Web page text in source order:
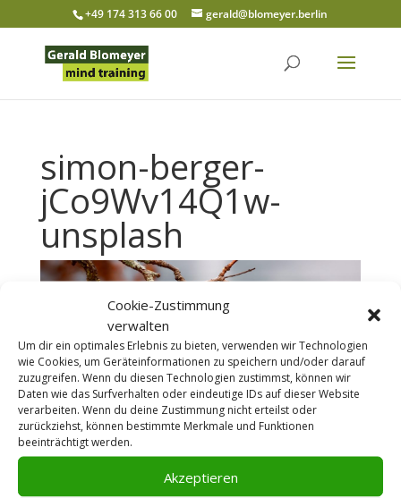
Cookie-Zustimmung
verwalten
Um dir ein optimales Erlebnis zu bieten, verwenden wir Technologien
wie Cookies, um Geräteinformationen zu speichern und/oder darauf
zuzugreifen. Wenn du diesen Technologien zustimmst, können wir
Daten wie das Surfverhalten oder eindeutige IDs auf dieser Website
verarbeiten. Wenn du deine Zustimmung nicht erteilst oder
zurückziehst, können bestimmte Merkmale und Funktionen
beeinträchtigt werden.
Akzeptieren
+49 174 313 66 00 gerald@blomeyer.berlin
simon-berger-
jCo9Wv14Q1w-
unsplash